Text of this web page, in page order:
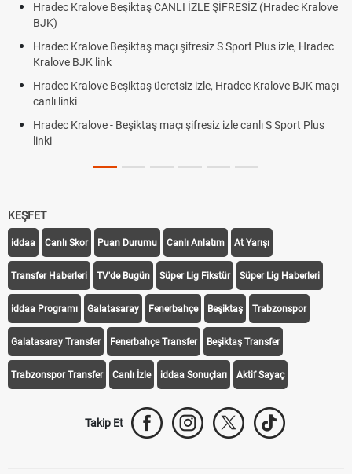
Kralove Beşiktaş CANLI İZLE ŞİFRESİZ (Hradec Kralove
Kralove Beşiktaş maçı şifresiz S Sport Plus izle, Hradec
BJK link
Kralove Beşiktaş ücretsiz izle, Hradec Kralove BJK maçı
linki
Kralove - Beşiktaş maçı şifresiz izle canlı S Sport Plus
KEŞFET
iddaa Canlı Skor Puan Durumu Canlı Anlatım At Yarışı
Transfer Haberleri TV'de Bugün Süper Lig Fikstür Süper Lig Haberleri
iddaa Programı Galatasaray Fenerbahçe Beşiktaş Trabzonspor
Galatasaray Transfer Fenerbahçe Transfer Beşiktaş Transfer
Trabzonspor Transfer Canlı İzle iddaa Sonuçları Aktif Sayaç
Takip Et